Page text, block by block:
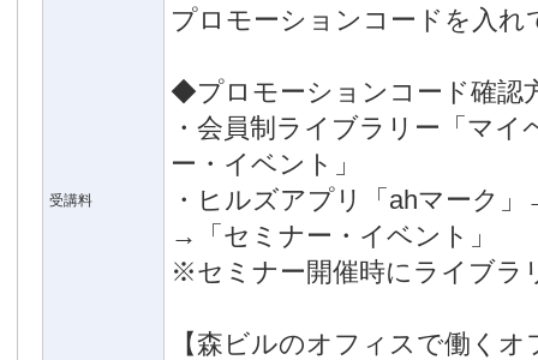
受講料
プロモーションコードを入れ
◆プロモーションコード確認
・会員制ライブラリー「マ
ー・イベント」
・ヒルズアプリ「ahマーク
→「セミナー・イベント」
※セミナー開催時にライブラ
【森ビルのオフィスで働く